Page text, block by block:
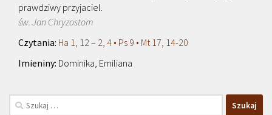
prawdziwy przyjaciel.
św. Jan Chryzostom
Ha 1, 12 – 2, 4 • Ps 9 • Mt 17, 14-20
Dominika, Emiliana
Szukaj: